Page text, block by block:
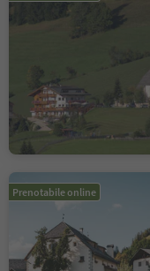
Prenotabile online